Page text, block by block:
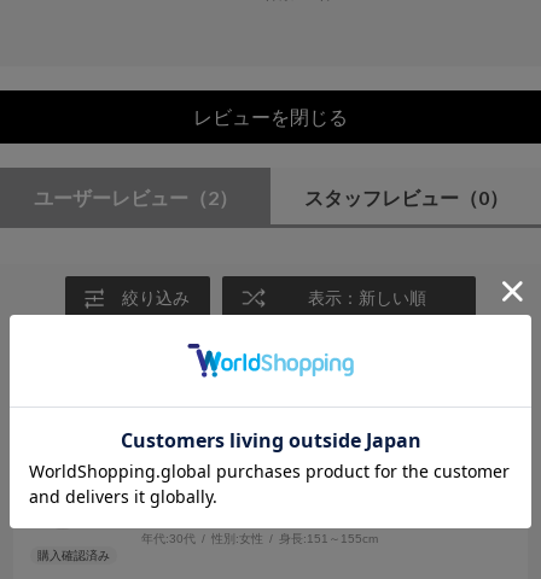
レビューを閉じる
ユーザーレビュー （2） スタッフレビュー （0）
絞り込み 表示：新しい順
しろ
年代:30代 性別:女性 身長:151～155cm